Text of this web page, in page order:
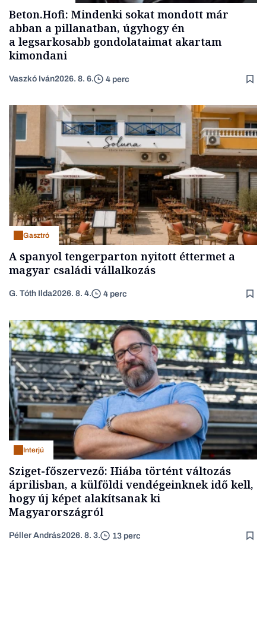
Beton.Hofi: Mindenki sokat mondott már
abban a pillanatban, úgyhogy én
a legsarkosabb gondolataimat akartam
kimondani
Vaszkó Iván2026. 8. 6. 4 perc
Gasztró
A spanyol tengerparton nyitott éttermet a
magyar családi vállalkozás
G. Tóth Ilda2026. 8. 4. 4 perc
Interjú
Sziget-főszervező: Hiába történt változás
áprilisban, a külföldi vendégeinknek idő kell,
hogy új képet alakítsanak ki
Magyarországról
Péller András2026. 8. 3. 13 perc